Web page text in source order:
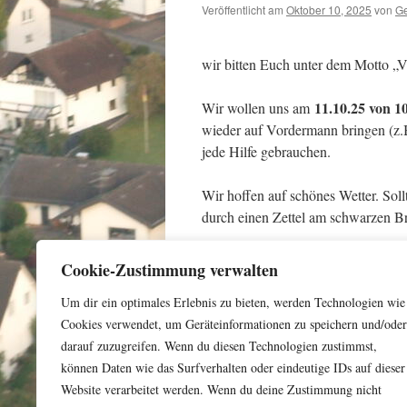
Cookie-Zustimmung verwalten
Um dir ein optimales Erlebnis zu bieten, werden Technologien wie
Cookies verwendet, um Geräteinformationen zu speichern und/oder
darauf zuzugreifen. Wenn du diesen Technologien zustimmst,
können Daten wie das Surfverhalten oder eindeutige IDs auf dieser
Website verarbeitet werden. Wenn du deine Zustimmung nicht
Veröffentlicht am Oktober 10, 2025 von
wir bitten Euch unter dem Motto
Wir wollen uns am 11.10.25 von
wieder auf Vordermann bringen
jede Hilfe gebrauchen.
Wir hoffen auf schönes Wetter.
durch einen Zettel am schwarzen